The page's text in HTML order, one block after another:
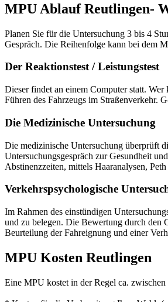
MPU Ablauf Reutlingen-
Planen Sie für die Untersuchung 3 bis 4
Gespräch. Die Reihenfolge kann bei dem
Der Reaktionstest / Leistungstest
Dieser findet an einem Computer statt.
Führen des Fahrzeugs im Straßenverkehr.
Die Medizinische Untersuchung
Die medizinische Untersuchung überprüft
Untersuchungsgespräch zur Gesundheit
Abstinenzzeiten, mittels Haaranalysen,
Verkehrspsychologische
Im Rahmen des einstündigen
und zu belegen. Die Bewertung durch den
Beurteilung der Fahreignung und einer
MPU Kosten Reutlingen
Eine MPU kostet in der Regel ca.